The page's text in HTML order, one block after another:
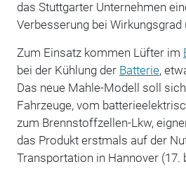
das Stuttgarter Unternehmen
Verbesserung bei Wirkungsgrad
Zum Einsatz kommen Lüfter im
bei der Kühlung der Batterie,
Das neue Mahle-Modell soll
Fahrzeuge, vom
zum Brennstoffzellen-Lkw,
das Produkt erstmals auf der
Transportation in Hannover (17.